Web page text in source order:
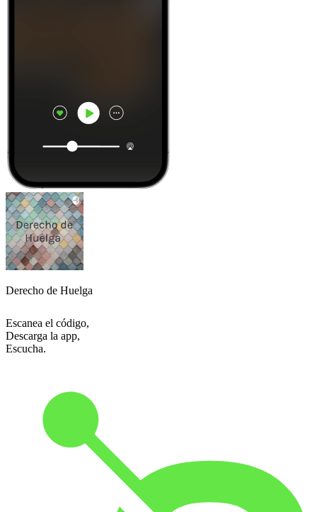
Derecho de Huelga
Escanea el código,
Descarga la app,
Escucha.